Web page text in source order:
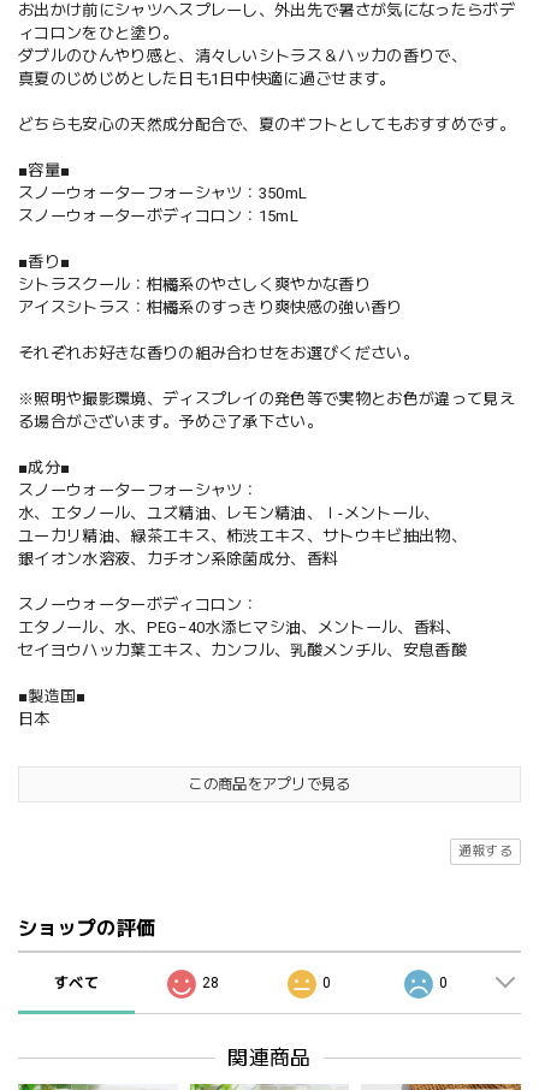
お出かけ前にシャツへスプレーし、外出先で暑さが気になったらボデ
ィコロンをひと塗り。
ダブルのひんやり感と、清々しいシトラス＆ハッカの香りで、
真夏のじめじめとした日も1日中快適に過ごせます。
どちらも安心の天然成分配合で、夏のギフトとしてもおすすめです。
■容量■
スノーウォーターフォーシャツ：350mL
スノーウォーターボディコロン：15mL
■香り■
シトラスクール：柑橘系のやさしく爽やかな香り
アイスシトラス：柑橘系のすっきり爽快感の強い香り
それぞれお好きな香りの組み合わせをお選びください。
※照明や撮影環境、ディスプレイの発色等で実物とお色が違って見え
る場合がございます。予めご了承下さい。
■成分■
スノーウォーターフォーシャツ：
水、エタノール、ユズ精油、レモン精油、ｌ-メントール、
ユーカリ精油、緑茶エキス、柿渋エキス、サトウキビ抽出物、
銀イオン水溶液、カチオン系除菌成分、香料
スノーウォーターボディコロン：
エタノール、水、PEG−40水添ヒマシ油、メントール、香料、
セイヨウハッカ葉エキス、カンフル、乳酸メンチル、安息香酸
■製造国■
日本
この商品をアプリで見る
通報する
ショップの評価
すべて 28 0 0
関連商品